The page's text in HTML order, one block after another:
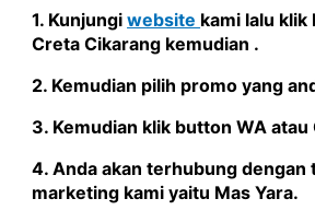
1. Kunjungiwebsite kami lalu klik
Creta Cikarang kemudian .
2. Kemudian pilih promo yang
3. Kemudian klik button WA atau
4. Anda akan terhubung dengan
marketing kami yaitu Mas Yara.